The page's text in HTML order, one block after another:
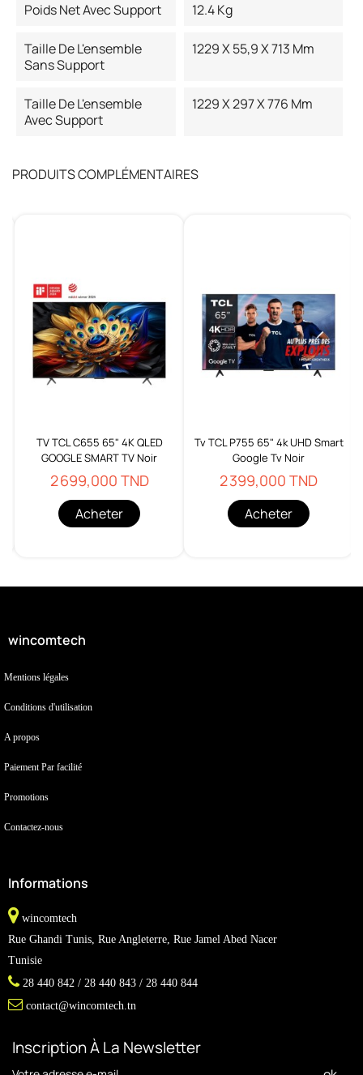
Poids Net Avec Support 12.4 Kg
Taille De L'ensemble
Sans Support
1229 X 55,9 X 713 Mm
Taille De L'ensemble
Avec Support
1229 X 297 X 776 Mm
PRODUITS COMPLÉMENTAIRES
TV TCL C655 65" 4K QLED
GOOGLE SMART TV Noir
2 699,000 TND
Acheter
Tv TCL P755 65" 4k UHD Smart
Google Tv Noir
2 399,000 TND
Acheter
wincomtech
Mentions légales
Conditions d'utilisation
A propos
Paiement Par facilité
Promotions
Contactez-nous
Informations
wincomtech
Rue Ghandi Tunis, Rue Angleterre, Rue Jamel Abed Nacer
Tunisie
28 440 842 / 28 440 843 / 28 440 844
contact@wincomtech.tn
Inscription À La Newsletter